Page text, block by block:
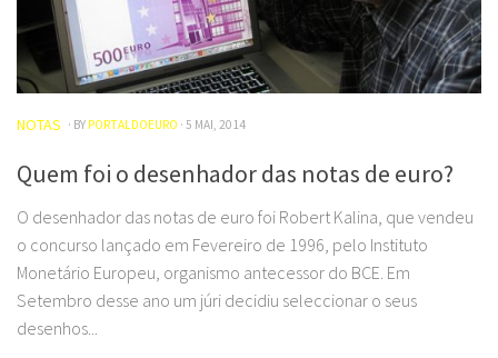
NOTAS · BY PORTALDOEURO · 5 MAI, 2014
Quem foi o desenhador das notas de euro?
O desenhador das notas de euro foi Robert Kalina, que vendeu
o concurso lançado em Fevereiro de 1996, pelo Instituto
Monetário Europeu, organismo antecessor do BCE. Em
Setembro desse ano um júri decidiu seleccionar o seus
desenhos...